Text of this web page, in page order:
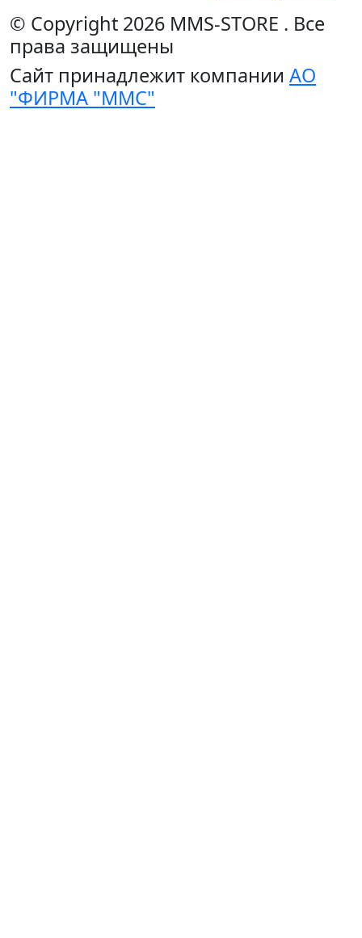
© Copyright 2026 MMS-STORE . Все
права защищены
Сайт принадлежит компании АО
"ФИРМА "ММС"